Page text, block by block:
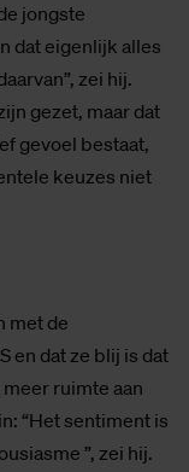
jongste
dat eigenlijk alles
zei hij.
gezet, maar dat
gevoel bestaat,
keuzes niet
met de
en dat ze blij is dat
ruimte aan
“Het sentiment is
”, zei hij.